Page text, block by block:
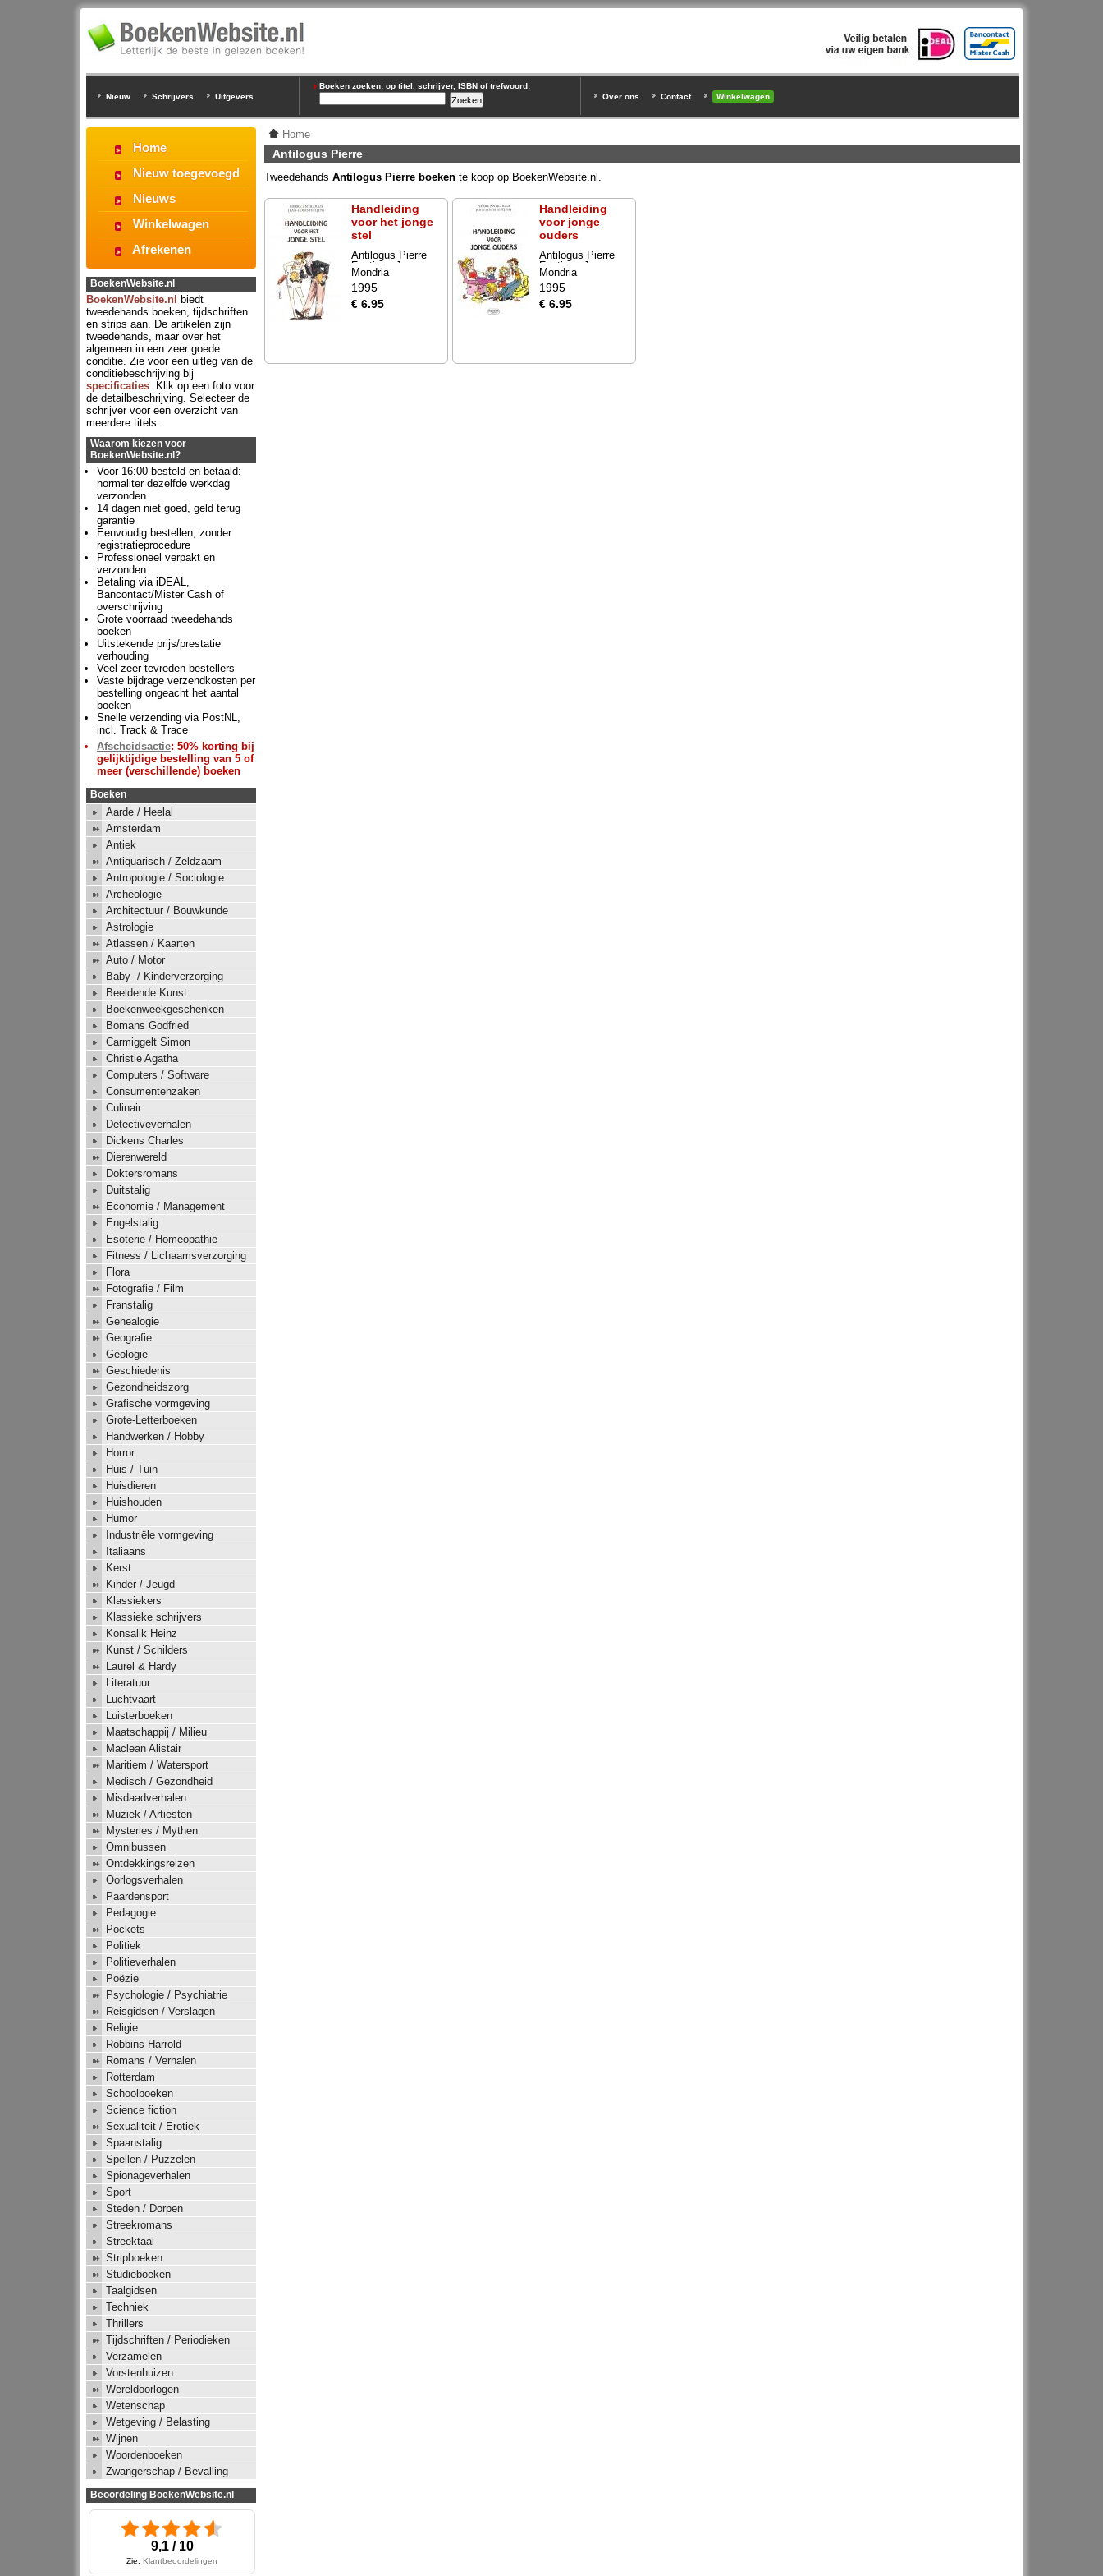
Nieuw Schrijvers Uitgevers
Boeken zoeken: op titel, schrijver, ISBN of trefwoord:
Over ons
Contact Winkelwagen
Home
Antilogus Pierre
Tweedehands Antilogus Pierre boeken te koop op BoekenWebsite.nl.
Handleiding
voor het jonge
stel
Antilogus Pierre
Festjens Jean-
Louis
Mondria
1995
€ 6.95
Handleiding
voor jonge
ouders
Antilogus Pierre
Festjens Jean-
Louis
Mondria
1995
€ 6.95
Home
Nieuw toegevoegd
Nieuws
Winkelwagen
Afrekenen
BoekenWebsite.nl
BoekenWebsite.nl
biedt
tweedehands boeken, tijdschriften
en strips aan. De artikelen zijn
tweedehands, maar over het
algemeen in een zeer goede
conditie. Zie voor een uitleg van de
conditiebeschrijving bij
specificaties. Klik op een foto voor
de detailbeschrijving. Selecteer de
schrijver voor een overzicht van
meerdere titels.
Waarom kiezen voor
BoekenWebsite.nl?
Voor 16:00 besteld en betaald:
normaliter dezelfde werkdag
verzonden
14 dagen niet goed, geld terug
garantie
Eenvoudig bestellen, zonder
registratieprocedure
Professioneel verpakt en
verzonden
Betaling via iDEAL,
Bancontact/Mister Cash of
overschrijving
Grote voorraad tweedehands
boeken
Uitstekende prijs/prestatie
verhouding
Veel zeer tevreden bestellers
Vaste bijdrage verzendkosten per
bestelling ongeacht het aantal
boeken
Snelle verzending via PostNL,
incl. Track & Trace
Afscheidsactie: 50% korting bij
gelijktijdige bestelling van 5 of
meer (verschillende) boeken
Boeken
Aarde / Heelal
Amsterdam
Antiek
Antiquarisch / Zeldzaam
Antropologie / Sociologie
Archeologie
Architectuur / Bouwkunde
Astrologie
Atlassen / Kaarten
Auto / Motor
Baby- / Kinderverzorging
Beeldende Kunst
Boekenweekgeschenken
Bomans Godfried
Carmiggelt Simon
Christie Agatha
Computers / Software
Consumentenzaken
Culinair
Detectiveverhalen
Dickens Charles
Dierenwereld
Doktersromans
Duitstalig
Economie / Management
Engelstalig
Esoterie / Homeopathie
Fitness / Lichaamsverzorging
Flora
Fotografie / Film
Franstalig
Genealogie
Geografie
Geologie
Geschiedenis
Gezondheidszorg
Grafische vormgeving
Grote-Letterboeken
Handwerken / Hobby
Horror
Huis / Tuin
Huisdieren
Huishouden
Humor
Industriële vormgeving
Italiaans
Kerst
Kinder / Jeugd
Klassiekers
Klassieke schrijvers
Konsalik Heinz
Kunst / Schilders
Laurel & Hardy
Literatuur
Luchtvaart
Luisterboeken
Maatschappij / Milieu
Maclean Alistair
Maritiem / Watersport
Medisch / Gezondheid
Misdaadverhalen
Muziek / Artiesten
Mysteries / Mythen
Omnibussen
Ontdekkingsreizen
Oorlogsverhalen
Paardensport
Pedagogie
Pockets
Politiek
Politieverhalen
Poëzie
Psychologie / Psychiatrie
Reisgidsen / Verslagen
Religie
Robbins Harrold
Romans / Verhalen
Rotterdam
Schoolboeken
Science fiction
Sexualiteit / Erotiek
Spaanstalig
Spellen / Puzzelen
Spionageverhalen
Sport
Steden / Dorpen
Streekromans
Streektaal
Stripboeken
Studieboeken
Taalgidsen
Techniek
Thrillers
Tijdschriften / Periodieken
Verzamelen
Vorstenhuizen
Wereldoorlogen
Wetenschap
Wetgeving / Belasting
Wijnen
Woordenboeken
Zwangerschap / Bevalling
Beoordeling BoekenWebsite.nl
9,1 / 10
Zie: Klantbeoordelingen